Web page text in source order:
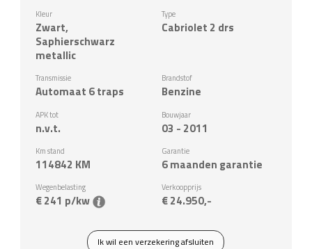
Kleur
Zwart,
Saphierschwarz
metallic
Type
Cabriolet 2 drs
Transmissie
Automaat 6 traps
Brandstof
Benzine
APK tot
n.v.t.
Bouwjaar
03 - 2011
Km stand
114842 KM
Garantie
6 maanden garantie
Wegenbelasting
€ 241 p/kw
Verkoopprijs
€ 24.950,-
Ik wil een verzekering afsluiten